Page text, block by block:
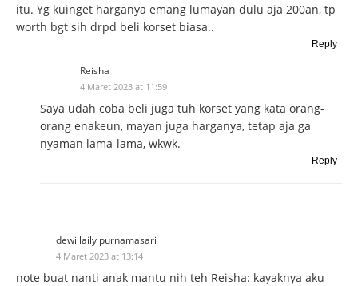
itu. Yg kuinget harganya emang lumayan dulu aja 200an, tp
worth bgt sih drpd beli korset biasa..
Reply
Reisha
4 Maret 2023 at 11:59
Saya udah coba beli juga tuh korset yang kata orang-
orang enakeun, mayan juga harganya, tetap aja ga
nyaman lama-lama, wkwk.
Reply
dewi laily purnamasari
4 Maret 2023 at 13:14
note buat nanti anak mantu nih teh Reisha: kayaknya aku